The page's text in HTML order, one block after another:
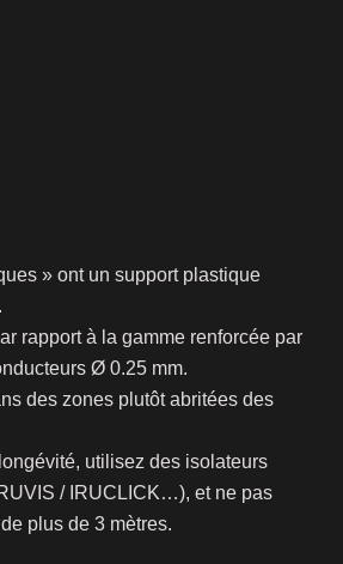
» ont un support plastique
rapport à la gamme renforcée par
Ø 0.25 mm.
des zones plutôt abritées des
utilisez des isolateurs
/ IRUCLICK…), et ne pas
plus de 3 mètres.